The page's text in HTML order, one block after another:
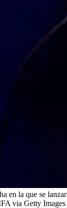
en la que se
via Getty Images